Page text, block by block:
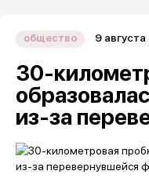
общество 9 августа
30-
из-за